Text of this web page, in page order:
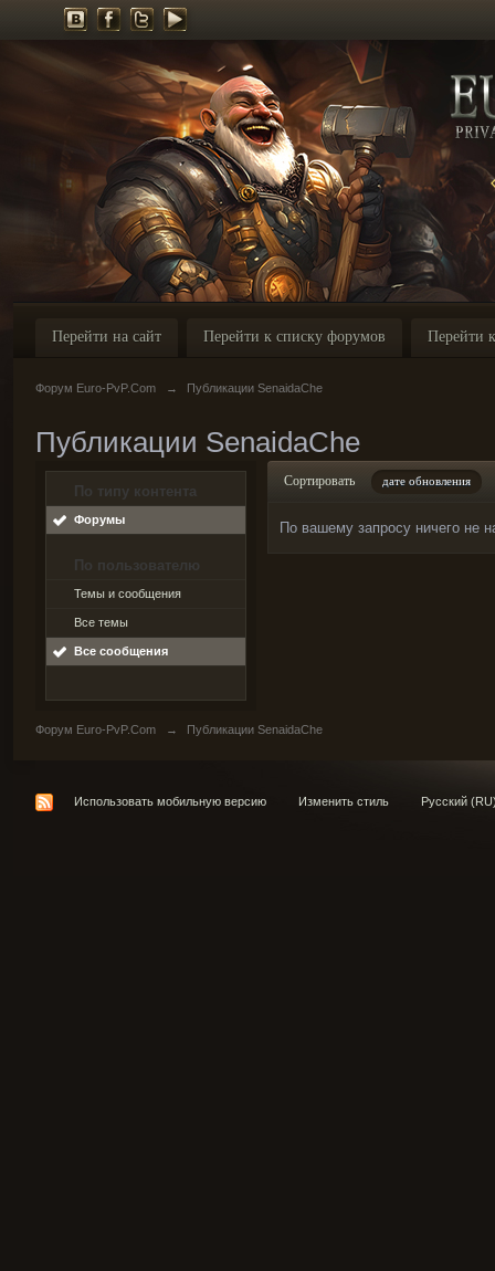
Перейти на сайт Перейти к списку форумов Перейти
Форум Euro-PvP.Com → Публикации SenaidaChe
Публикации SenaidaChe
По типу контента
Форумы
По пользователю
Темы и сообщения
Все темы
Все сообщения
Сортировать дате обновления
По вашему запросу ничего не
Форум Euro-PvP.Com → Публикации SenaidaChe
Использовать мобильную версию Изменить стиль Русский